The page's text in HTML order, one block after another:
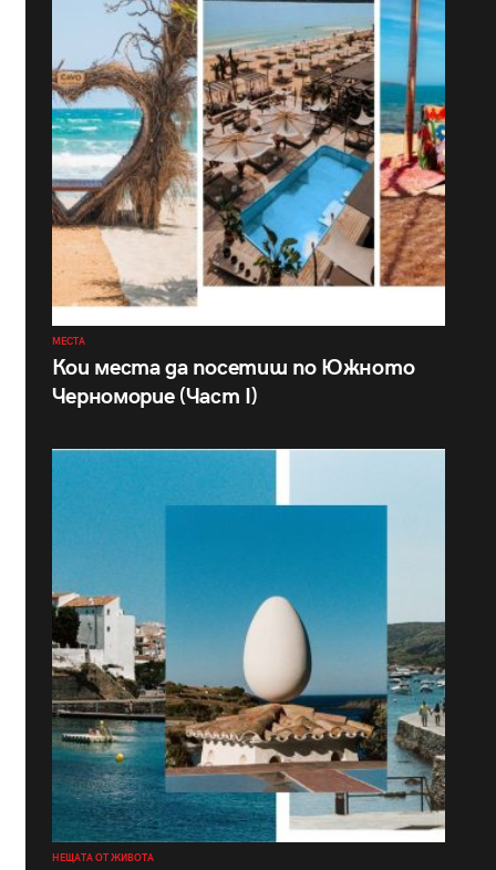
МЕСТА
Кои места да посетиш по Южното
Черноморие (Част I)
НЕЩАТА ОТ ЖИВОТА